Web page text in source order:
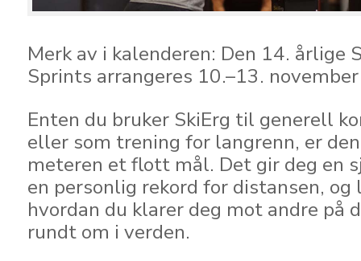
Merk av i kalenderen: Den 14. årlige
Sprints arrangeres 10.–13.
Enten du bruker SkiErg til generell
eller som trening for langrenn, er
meteren et flott mål. Det gir deg en
en personlig rekord for distansen, og
hvordan du klarer deg mot andre på
rundt om i verden.